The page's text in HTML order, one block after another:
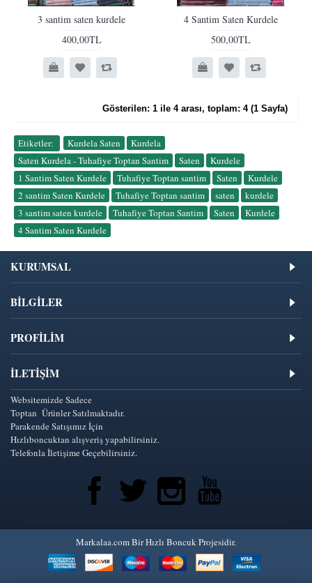
3 santim saten kurdele
400,00TL
4 Santim Saten Kurdele
500,00TL
Gösterilen: 1 ile 4 arası, toplam: 4 (1 Sayfa)
Etiketler: Kurdela Saten Kurdela
Saten Kurdela - Tuhafiye Toptan Santim
Saten Kurdele
1 Santim Saten Kurdele
Tuhafiye Toptan santim Saten Kurdele
2 santim Saten Kurdele
Tuhafiye Toptan santim saten kurdele
3 santim saten kurdele
Tuhafiye Toptan Santim Saten Kurdele
4 Santim Saten Kurdele
KURUMSAL
BİLGİLER
PROFİLİM
İLETIŞIM
Websitemizde Sadece
Toptan Ürünler Satılmaktadır.
Parakende Satışımız İçin
Hızlıboncuktan alışveriş yapabilirsiniz.
Telefonla İletişime Geçebilirsiniz.
Markalaa.com Bir Hızlı Boncuk Projesidir.